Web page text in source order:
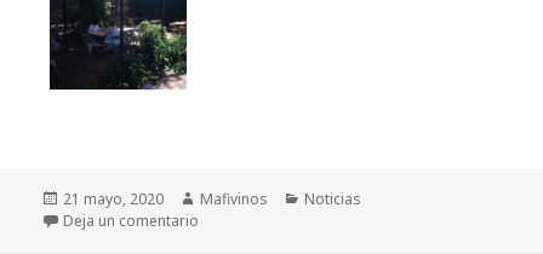
Publicado
el
21 mayo, 2020 Autor
Mafivinos Categorías
Noticias
Deja un comentario